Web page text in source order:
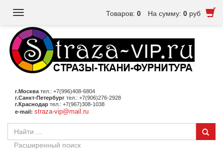
Товаров: 0 На сумму: 0 руб
Toggle
г.Москва тел.: +7(996)408-6804
г.Санкт-Петербург тел.: +7(906)276-2928
г.Краснодар тел.: +7(967)308-1038
e-mail: straza-vip@mail.ru
Расширенный поиск